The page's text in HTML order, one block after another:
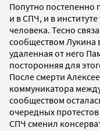
Попутно
и в СПЧ, и в
человека. Тесно
сообществом Лукина
удаленная от него
посторонняя для
После смерти
коммуникатора
сообществом
очередных
СПЧ сменил